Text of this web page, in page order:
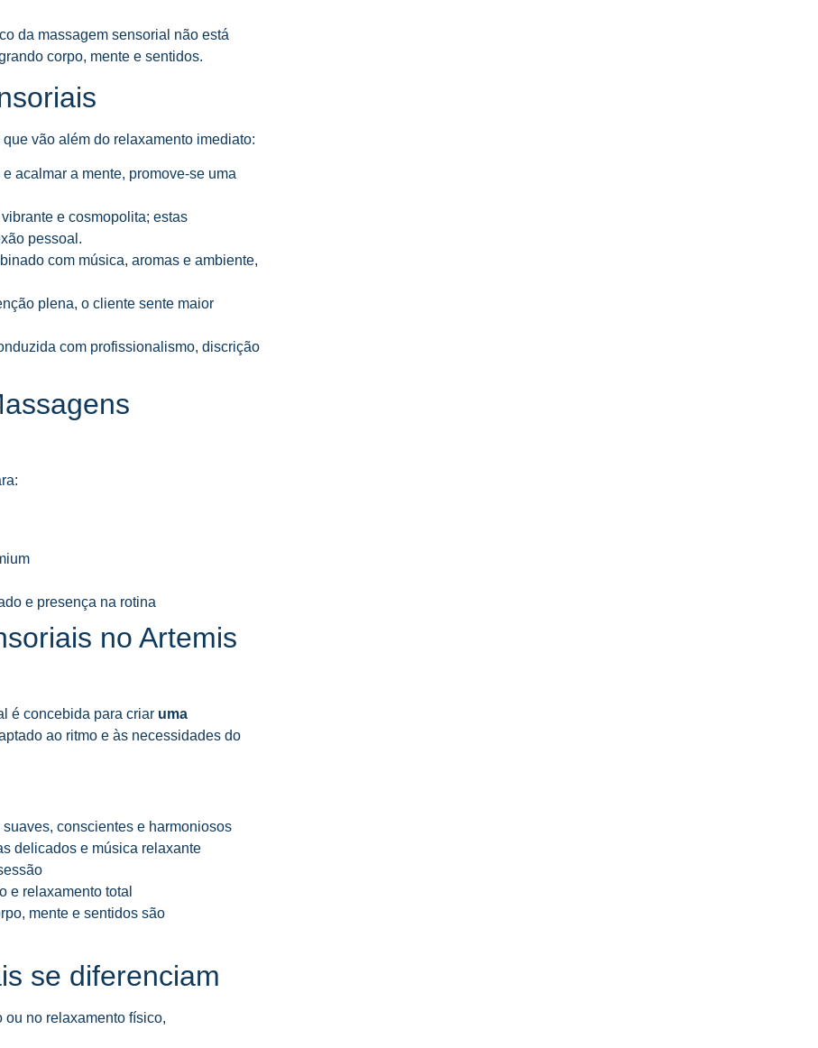
da massagem sensorial não está
corpo, mente e sentidos.
vão além do relaxamento imediato:
acalmar a mente, promove-se uma
e cosmopolita; estas
pessoal.
com música, aromas e ambiente,
plena, o cliente sente maior
com profissionalismo, discrição
e presença na rotina
no Artemis
é concebida para criar uma
ao ritmo e às necessidades do
conscientes e harmoniosos
delicados e música relaxante
e relaxamento total
mente e sentidos são
se diferenciam
ou no relaxamento físico,